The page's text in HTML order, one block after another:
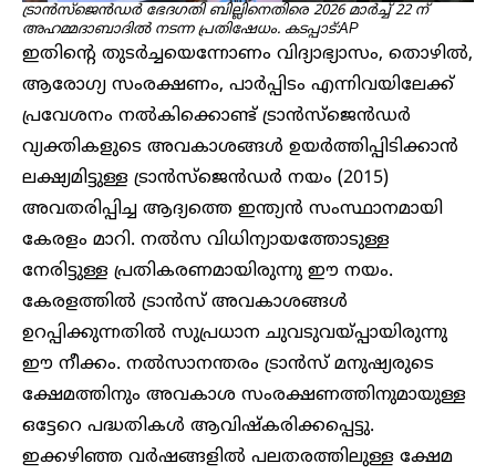
ട്രാൻസ്‌ജെൻഡർ ഭേദഗതി ബില്ലിനെതിരെ 2026 മാർച്ച് 22 ന്
അഹമ്മദാബാദിൽ നടന്ന പ്രതിഷേധം. കടപ്പാട്:AP
ഇതിന്റെ തുടർച്ചയെന്നോണം വിദ്യാഭ്യാസം, തൊഴിൽ,
ആരോഗ്യ സംരക്ഷണം, പാർപ്പിടം എന്നിവയിലേക്ക്
പ്രവേശനം നൽകിക്കൊണ്ട് ട്രാൻസ്‌ജെൻഡർ
വ്യക്തികളുടെ അവകാശങ്ങൾ ഉയർത്തിപ്പിടിക്കാൻ
ലക്ഷ്യമിട്ടുള്ള ട്രാൻസ്‌ജെൻഡർ നയം (2015)
അവതരിപ്പിച്ച ആദ്യത്തെ ഇന്ത്യൻ സംസ്ഥാനമായി
കേരളം മാറി. നൽസ വിധിന്യായത്തോടുള്ള
നേരിട്ടുള്ള പ്രതികരണമായിരുന്നു ഈ നയം.
കേരളത്തിൽ ട്രാൻസ് അവകാശങ്ങൾ
ഉറപ്പിക്കുന്നതിൽ സുപ്രധാന ചുവടുവയ്പ്പായിരുന്നു
ഈ നീക്കം. നൽസാനന്തരം ട്രാൻസ് മനുഷ്യരുടെ
ക്ഷേമത്തിനും അവകാശ സംരക്ഷണത്തിനുമായുള്ള
ഒട്ടേറെ പദ്ധതികൾ ആവിഷ്‌കരിക്കപ്പെട്ടു.
ഇക്കഴിഞ്ഞ വർഷങ്ങളിൽ പലതരത്തിലുള്ള ക്ഷേമ